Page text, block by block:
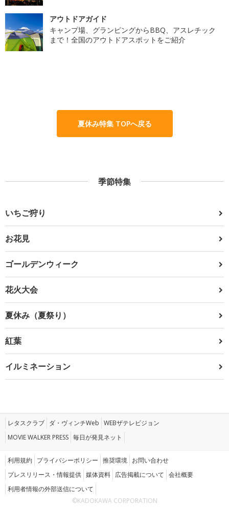
アウトドアガイド
キャンプ場、グランピングからBBQ、アスレチック
まで！全国のアウトドアスポットをご紹介
夏休み特集 TOPへ戻る
季節特集
いちご狩り
お花見
ゴールデンウィーク
花火大会
夏休み（夏祭り）
紅葉
イルミネーション
レタスクラブ ダ・ヴィンチWeb WEBザテレビジョン
MOVIE WALKER PRESS 毎日が発見ネット
利用規約 プライバシーポリシー 推奨環境 お問い合わせ
プレスリリース・情報提供 媒体資料 広告掲載について 会社概要
利用者情報の外部送信について
©KADOKAWA CORPORATION